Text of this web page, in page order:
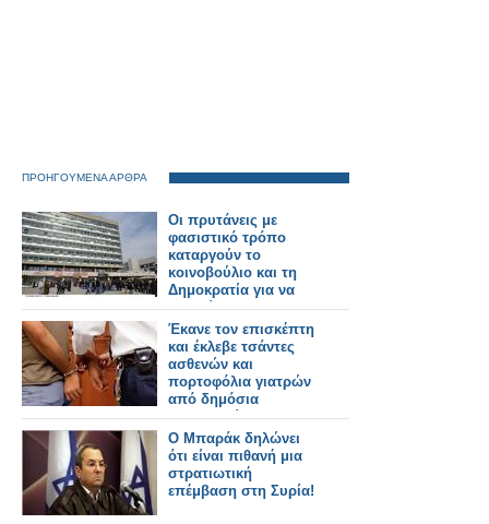
ΠΡΟΗΓΟΥΜΕΝΑ ΑΡΘΡΑ
Οι πρυτάνεις με
φασιστικό τρόπο
καταργούν το
κοινοβούλιο και τη
Δημοκρατία για να
συνεχίσουν την
κατασπατάληση του
δημοσίου χρήματος!
Έκανε τον επισκέπτη
και έκλεβε τσάντες
ασθενών και
πορτοφόλια γιατρών
από δημόσια
νοσοκομεία!
Ο Μπαράκ δηλώνει
ότι είναι πιθανή μια
στρατιωτική
επέμβαση στη Συρία!